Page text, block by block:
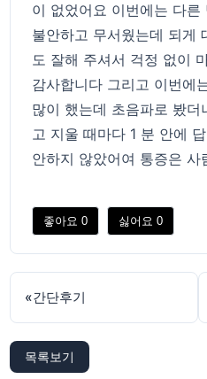
이 없었어요 이번에는 다른
불안하고 무서웠는데 되게
도 잘해 주셔서 걱정 없이
감사합니다 그리고 이번에
많이 했는데 초음파로 봤
고 지울 때마다 1 분 안에
안하지 않았어여 통증은 사
좋아요 0 싫어요 0
«간단후기
목록보기